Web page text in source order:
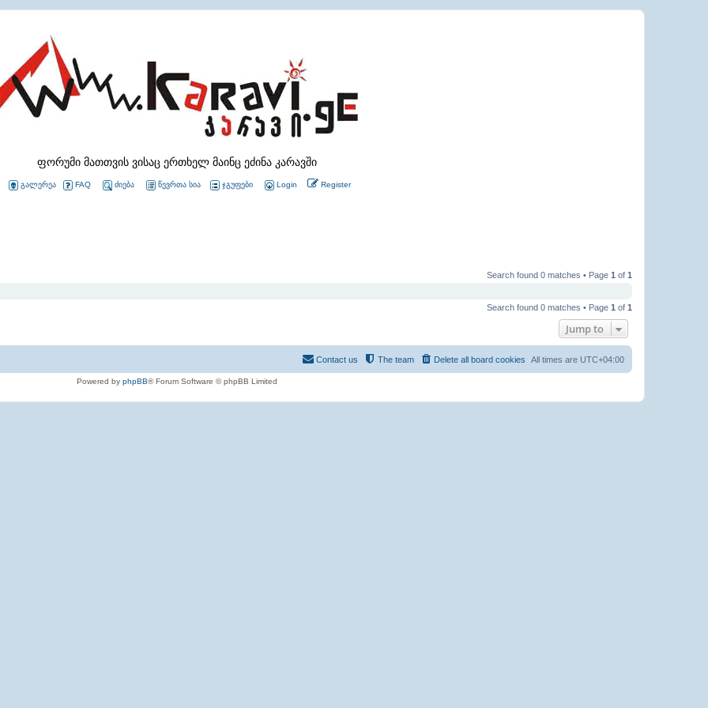
ფორუმი მათთვის ვისაც ერთხელ მაინც ეძინა კარავში
გალერეა FAQ ძიება წევრთა სია ჯგუფები Login Register
Search found 0 matches • Page 1 of 1
Search found 0 matches • Page 1 of 1
Jump to
All times are UTC+04:00
Delete all board cookies
The team
Contact us
Powered by phpBB® Forum Software © phpBB Limited